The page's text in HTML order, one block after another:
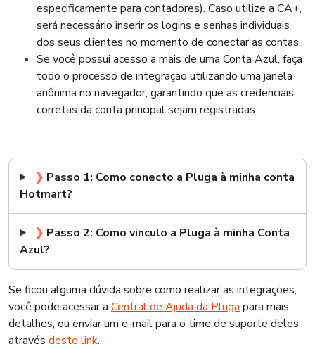
especificamente para contadores). Caso utilize a CA+,
será necessário inserir os logins e senhas individuais
dos seus clientes no momento de conectar as contas.
Se você possui acesso a mais de uma Conta Azul, faça
todo o processo de integração utilizando uma janela
anônima no navegador, garantindo que as credenciais
corretas da conta principal sejam registradas.
❯ Passo 1: Como conecto a Pluga à minha conta
Hotmart?
❯ Passo 2: Como vinculo a Pluga à minha Conta
Azul?
Se ficou alguma dúvida sobre como realizar as integrações,
você pode acessar a Central de Ajuda da Pluga para mais
detalhes, ou enviar um e-mail para o time de suporte deles
através deste link.